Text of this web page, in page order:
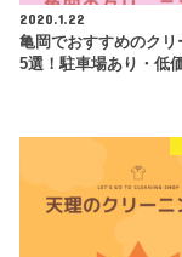
2020.1.22
亀岡でおすすめのクリ
5選！駐車場あり・低